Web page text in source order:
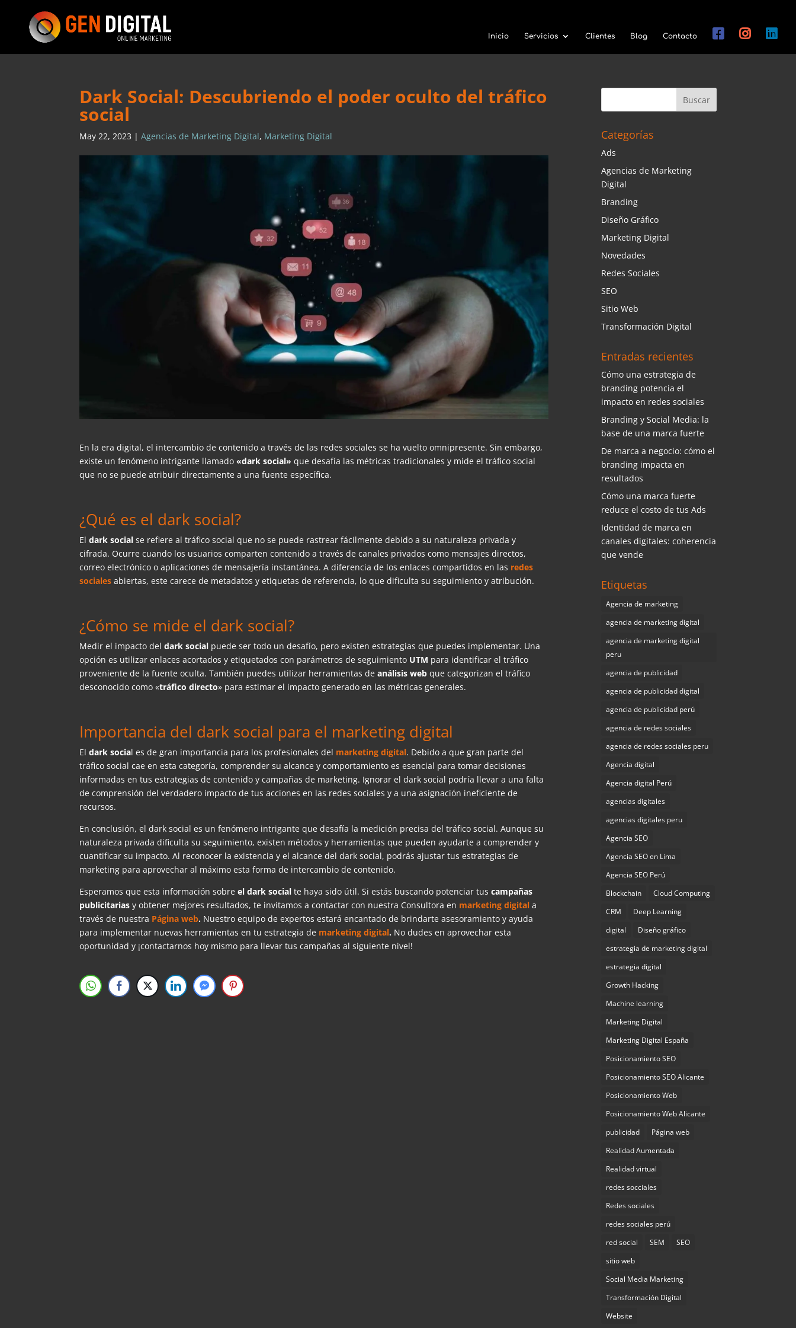
Inicio Servicios Clientes Blog Contacto
Dark Social: Descubriendo el poder oculto del tráfico
social
May 22, 2023 |Agencias de Marketing Digital, Marketing Digital
En la era digital, el intercambio de contenido a través de las redes sociales se ha vuelto omnipresente. Sin embargo,
existe un fenómeno intrigante llamado«dark social» que desafía las métricas tradicionales y mide el tráfico social
que no se puede atribuir directamente a una fuente específica.
¿Qué es el dark social?
El dark social se refiere al tráfico social que no se puede rastrear fácilmente debido a su naturaleza privada y
cifrada. Ocurre cuando los usuarios comparten contenido a través de canales privados como mensajes directos,
correo electrónico o aplicaciones de mensajería instantánea. A diferencia de los enlaces compartidos en las redes
sociales abiertas, este carece de metadatos y etiquetas de referencia, lo que dificulta su seguimiento y atribución.
¿Cómo se mide el dark social?
Medir el impacto deldark social puede ser todo un desafío, pero existen estrategias que puedes implementar. Una
opción es utilizar enlaces acortados y etiquetados con parámetros de seguimiento UTM para identificar el tráfico
proveniente de la fuente oculta. También puedes utilizar herramientas deanálisis web que categorizan el tráfico
desconocido como «tráfico directo» para estimar el impacto generado en las métricas generales.
Importancia del dark social para el marketing digital
El dark social es de gran importancia para los profesionales del marketing digital. Debido a que gran parte del
tráfico social cae en esta categoría, comprender su alcance y comportamiento es esencial para tomar decisiones
informadas en tus estrategias de contenido y campañas de marketing. Ignorar el dark social podría llevar a una falta
de comprensión del verdadero impacto de tus acciones en las redes sociales y a una asignación ineficiente de
recursos.
En conclusión, el dark social es un fenómeno intrigante que desafía la medición precisa del tráfico social. Aunque su
naturaleza privada dificulta su seguimiento, existen métodos y herramientas que pueden ayudarte a comprender y
cuantificar su impacto. Al reconocer la existencia y el alcance del dark social, podrás ajustar tus estrategias de
marketing para aprovechar al máximo esta forma de intercambio de contenido.
Esperamos que esta información sobreel dark social te haya sido útil. Si estás buscando potenciar tuscampañas
publicitarias y obtener mejores resultados, te invitamos a contactar con nuestra Consultora en marketing digital a
través de nuestra Página web. Nuestro equipo de expertos estará encantado de brindarte asesoramiento y ayuda
para implementar nuevas herramientas en tu estrategia de marketing digital. No dudes en aprovechar esta
oportunidad y ¡contactarnos hoy mismo para llevar tus campañas al siguiente nivel!
Categorías
Ads
Agencias de Marketing
Digital
Branding
Diseño Gráfico
Marketing Digital
Novedades
Redes Sociales
SEO
Sitio Web
Transformación Digital
Entradas recientes
Cómo una estrategia de
branding potencia el
impacto en redes sociales
Branding y Social Media: la
base de una marca fuerte
De marca a negocio: cómo el
branding impacta en
resultados
Cómo una marca fuerte
reduce el costo de tus Ads
Identidad de marca en
canales digitales: coherencia
que vende
Etiquetas
Agencia de marketing
agencia de marketing digital
agencia de marketing digital
peru
agencia de publicidad
agencia de publicidad digital
agencia de publicidad perú
agencia de redes sociales
agencia de redes sociales peru
Agencia digital
Agencia digital Perú
agencias digitales
agencias digitales peru
Agencia SEO
Agencia SEO en Lima
Agencia SEO Perú
Blockchain
Cloud Computing
CRM
Deep Learning
digital
Diseño gráfico
estrategia de marketing digital
estrategia digital
Growth Hacking
Machine learning
Marketing Digital
Marketing Digital España
Posicionamiento SEO
Posicionamiento SEO Alicante
Posicionamiento Web
Posicionamiento Web Alicante
publicidad
Página web
Realidad Aumentada
Realidad virtual
redes socciales
Redes sociales
redes sociales perú
red social
SEM
SEO
sitio web
Social Media Marketing
Transformación Digital
Website